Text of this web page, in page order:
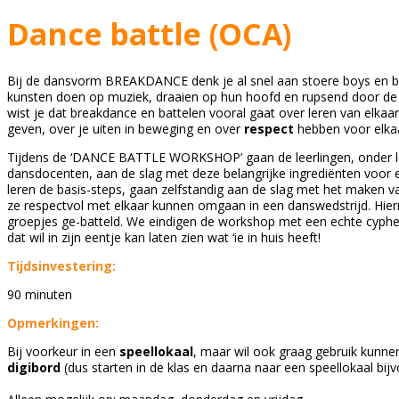
Dance battle (OCA)
Bij de dansvorm BREAKDANCE denk je al snel aan stoere boys en
kunsten doen op muziek, draaien op hun hoofd en rupsend door
wist je dat breakdance en battelen vooral gaat over leren van
geven, over je uiten in beweging en over respect hebben voor
Tijdens de ‘DANCE BATTLE WORKSHOP’ gaan de leerlingen,
dansdocenten, aan de slag met deze belangrijke ingrediënten voor
leren de basis-steps, gaan zelfstandig aan de slag met het maken
ze respectvol met elkaar kunnen omgaan in een danswedstrijd.
groepjes ge-batteld. We eindigen de workshop met een echte
dat wil in zijn eentje kan laten zien wat ‘ie in huis heeft!
Tijdsinvestering:
90 minuten
Opmerkingen:
Bij voorkeur in een speellokaal, maar wil ook graag gebruik
digibord (dus starten in de klas en daarna naar een speellokaal